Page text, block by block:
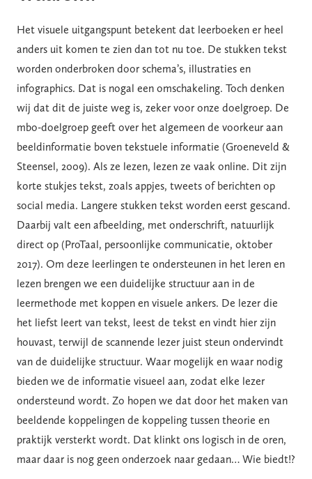
Het visuele uitgangspunt betekent dat leerboeken er heel
anders uit komen te zien dan tot nu toe. De stukken tekst
worden onderbroken door schema’s, illustraties en
infographics. Dat is nogal een omschakeling. Toch denken
wij dat dit de juiste weg is, zeker voor onze doelgroep. De
mbo-doelgroep geeft over het algemeen de voorkeur aan
beeldinformatie boven tekstuele informatie (Groeneveld &
Steensel, 2009). Als ze lezen, lezen ze vaak online. Dit zijn
korte stukjes tekst, zoals appjes, tweets of berichten op
social media. Langere stukken tekst worden eerst gescand.
Daarbij valt een afbeelding, met onderschrift, natuurlijk
direct op (ProTaal, persoonlijke communicatie, oktober
2017). Om deze leerlingen te ondersteunen in het leren en
lezen brengen we een duidelijke structuur aan in de
leermethode met koppen en visuele ankers. De lezer die
het liefst leert van tekst, leest de tekst en vindt hier zijn
houvast, terwijl de scannende lezer juist steun ondervindt
van de duidelijke structuur. Waar mogelijk en waar nodig
bieden we de informatie visueel aan, zodat elke lezer
ondersteund wordt. Zo hopen we dat door het maken van
beeldende koppelingen de koppeling tussen theorie en
praktijk versterkt wordt. Dat klinkt ons logisch in de oren,
maar daar is nog geen onderzoek naar gedaan… Wie biedt!?